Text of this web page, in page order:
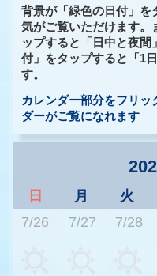
背景が「緑色の日付」を
気がご覧いただけます。
ップすると「日中と夜間
付」をタップすると「1
す。
カレンダー部分をフリッ
ダーがご覧になれます
日 月 火
7/26
7/27 7/28